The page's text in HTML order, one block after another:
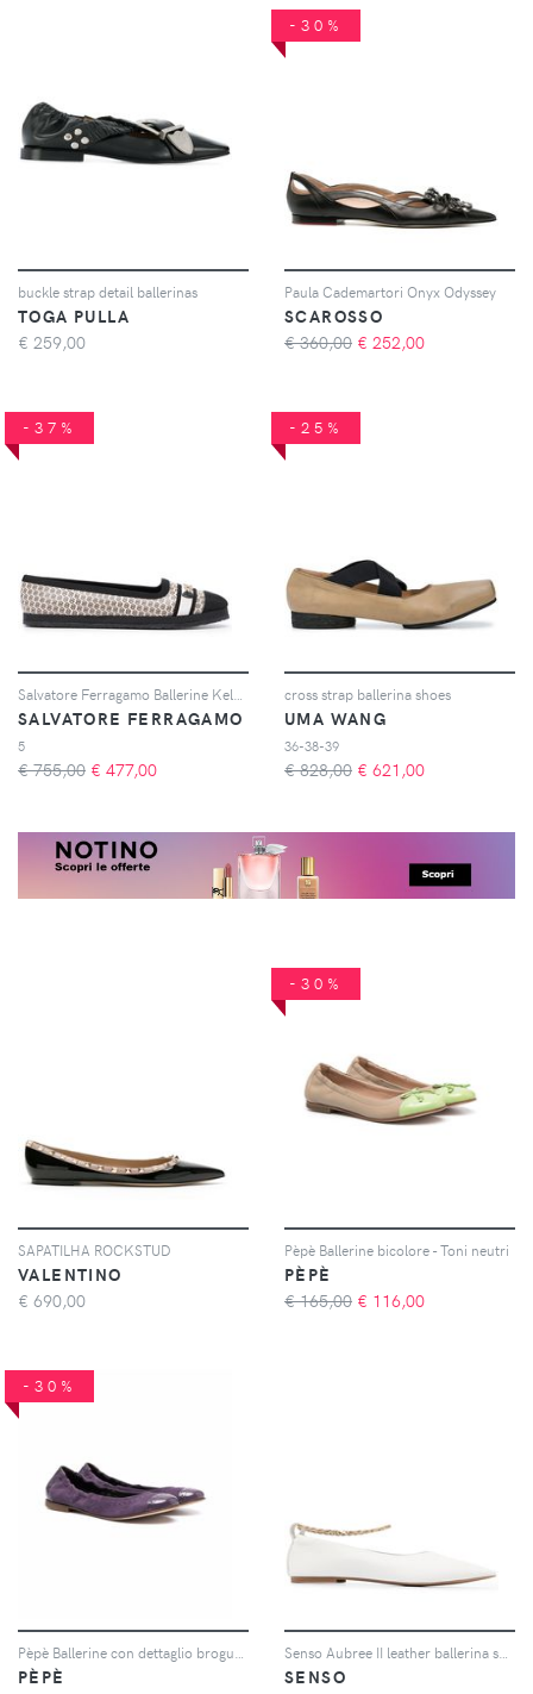
buckle strap detail ballerinas
TOGA PULLA
€ 259,00
-30%
Paula Cademartori Onyx Odyssey
SCAROSSO
€ 360,00 € 252,00
-37%
Salvatore Ferragamo Ballerine Kelsi - Nero
SALVATORE FERRAGAMO
5
€ 755,00 € 477,00
-25%
cross strap ballerina shoes
UMA WANG
36-38-39
€ 828,00 € 621,00
SAPATILHA ROCKSTUD
VALENTINO
€ 690,00
-30%
Pèpè Ballerine bicolore - Toni neutri
PÈPÈ
€ 165,00 € 116,00
-30%
PÈPÈ
SENSO